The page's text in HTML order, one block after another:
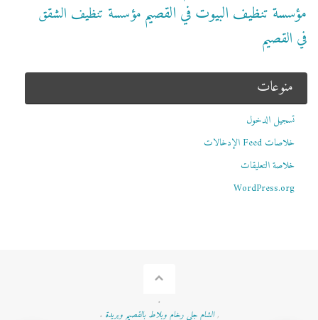
مؤسسة تنظيف البيوت في القصيممؤسسة تنظيف الشقق
في القصيم
منوعات
تسجيل الدخول
خلاصات Feed الإدخالات
خلاصة التعليقات
WordPress.org
.
,الشام جلي رخام وبلاط بالقصيم وبريدة .